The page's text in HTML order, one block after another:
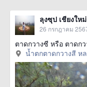
ลุงซุป เชียงให
26 กรกฎาคม
ตาดกวางซี หรือ ตาดก
น้ำตกตาดกวางสี ห